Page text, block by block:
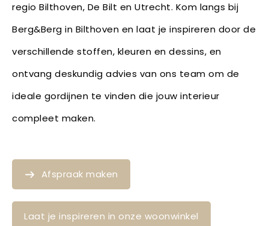
regio Bilthoven, De Bilt en Utrecht. Kom langs bij
Berg&Berg in Bilthoven en laat je inspireren door de
verschillende stoffen, kleuren en dessins, en
ontvang deskundig advies van ons team om de
ideale gordijnen te vinden die jouw interieur
compleet maken.
Afspraak maken
Laat je inspireren in onze woonwinkel